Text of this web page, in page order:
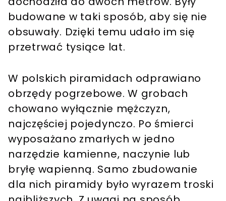
budowane w taki sposób, aby się nie
obsuwały. Dzięki temu udało im się
przetrwać tysiące lat.
W polskich piramidach odprawiano
obrzędy pogrzebowe. W grobach
chowano wyłącznie mężczyzn,
najczęściej pojedynczo. Po śmierci
wyposażano zmarłych w jedno
narzędzie kamienne, naczynie lub
bryłę wapienną. Samo zbudowanie
dla nich piramidy było wyrazem troski